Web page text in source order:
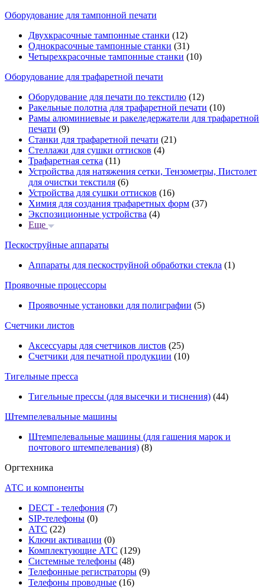
Оборудование для тампонной печати
Двухкрасочные тампонные станки (12)
Однокрасочные тампонные станки (31)
Четырехкрасочные тампонные станки (10)
Оборудование для трафаретной печати
Оборудование для печати по текстилю (12)
Ракельные полотна для трафаретной печати (10)
Рамы алюминиевые и ракеледержатели для трафаретной
печати (9)
Станки для трафаретной печати (21)
Стеллажи для сушки оттисков (4)
Трафаретная сетка (11)
Устройства для натяжения сетки, Тензометры, Пистолет
для очистки текстиля (6)
Устройства для сушки оттисков (16)
Химия для создания трафаретных форм (37)
Экспозиционные устройства (4)
Еще
Пескоструйные аппараты
Аппараты для пескоструйной обработки стекла (1)
Проявочные процессоры
Проявочные установки для полиграфии (5)
Счетчики листов
Аксессуары для счетчиков листов (25)
Счетчики для печатной продукции (10)
Тигельные пресса
Тигельные прессы (для высечки и тиснения) (44)
Штемпелевальные машины
Штемпелевальные машины (для гашения марок и
почтового штемпелевания) (8)
Оргтехника
АТС и компоненты
DECT - телефония (7)
SIP-телефоны (0)
АТС (22)
Ключи активации (0)
Комплектующие АТС (129)
Системные телефоны (48)
Телефонные регистраторы (9)
Телефоны проводные (16)